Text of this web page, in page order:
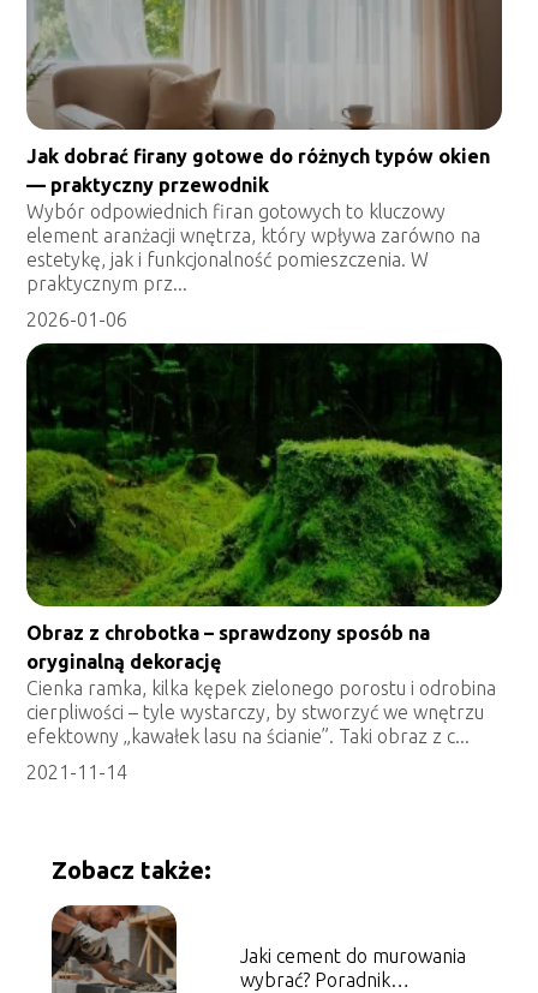
Jak dobrać firany gotowe do różnych typów okien
— praktyczny przewodnik
Wybór odpowiednich firan gotowych to kluczowy
element aranżacji wnętrza, który wpływa zarówno na
estetykę, jak i funkcjonalność pomieszczenia. W
praktycznym prz...
2026-01-06
Obraz z chrobotka – sprawdzony sposób na
oryginalną dekorację
Cienka ramka, kilka kępek zielonego porostu i odrobina
cierpliwości – tyle wystarczy, by stworzyć we wnętrzu
efektowny „kawałek lasu na ścianie”. Taki obraz z c...
2021-11-14
Zobacz także:
Jaki cement do murowania
wybrać? Poradnik